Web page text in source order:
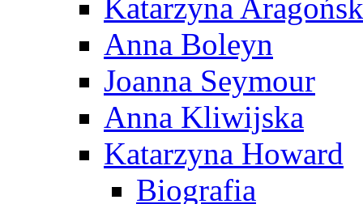
Katarzyna
Anna Boleyn
Joanna Seymour
Anna Kliwijska
Katarzyna Howard
Biografia